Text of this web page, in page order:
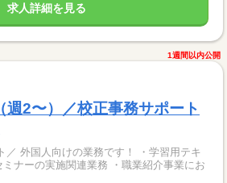
求人詳細を見る
1週間以内公開
2〜）／校正事務サポート
人向けの業務です！ ・学習用テキ
ナーの実施関連業務 ・職業紹介事業にお